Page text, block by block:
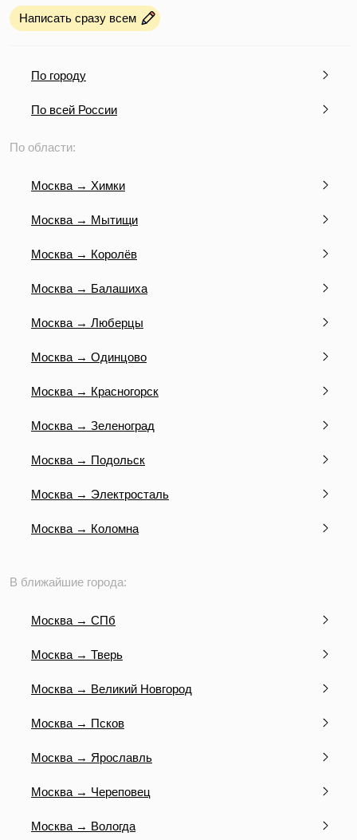
Написать сразу всем
По городу
По всей России
По области:
Москва → Химки
Москва → Мытищи
Москва → Королёв
Москва → Балашиха
Москва → Люберцы
Москва → Одинцово
Москва → Красногорск
Москва → Зеленоград
Москва → Подольск
Москва → Электросталь
Москва → Коломна
В ближайшие города:
Москва → СПб
Москва → Тверь
Москва → Великий Новгород
Москва → Псков
Москва → Ярославль
Москва → Череповец
Москва → Вологда